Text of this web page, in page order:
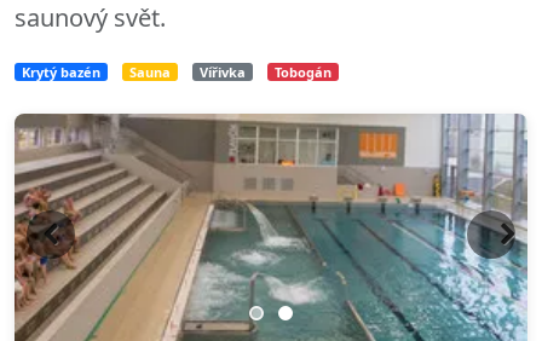
saunový svět.
Krytý bazén Sauna Vířivka Tobogán
Previous Next